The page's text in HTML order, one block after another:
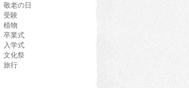
敬老の日
受験
植物
卒業式
入学式
文化祭
旅行